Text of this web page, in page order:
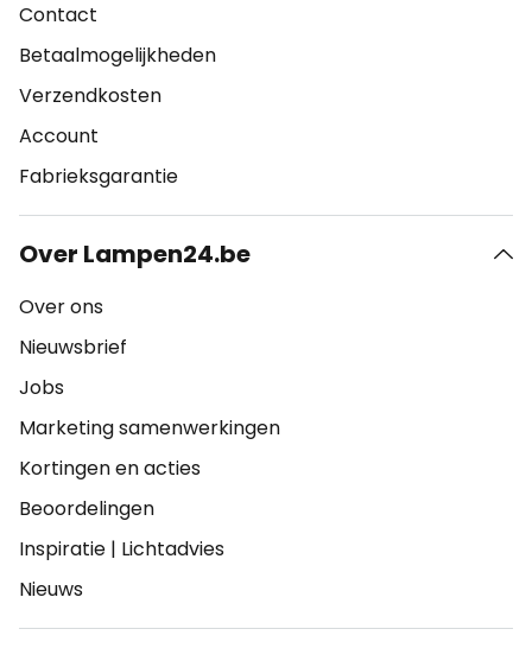
Contact
Betaalmogelijkheden
Verzendkosten
Account
Fabrieksgarantie
Over Lampen24.be
Over ons
Nieuwsbrief
Jobs
Marketing samenwerkingen
Kortingen en acties
Beoordelingen
Inspiratie | Lichtadvies
Nieuws